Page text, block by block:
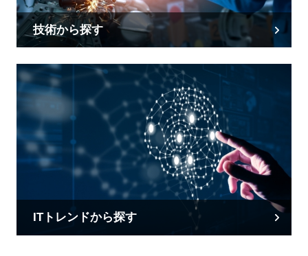
技術から探す
ITトレンドから探す